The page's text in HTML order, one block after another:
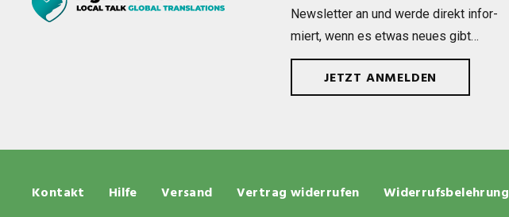
News­let­ter an und werde direkt infor­
miert, wenn es etwas neues gibt…
JETZT ANMELDEN
Kontakt Hilfe Versand Vertrag widerrufen Widerrufsbelehrung